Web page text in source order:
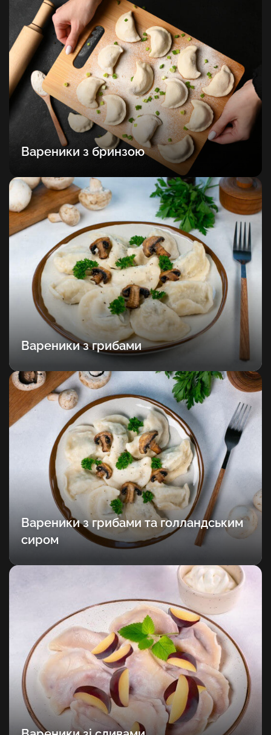
Вареники з бринзою
Вареники з грибами
Вареники з грибами та голландським
сиром